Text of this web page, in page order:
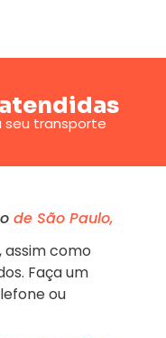
seu transporte
de São Paulo,
assim como
Faça um
ou